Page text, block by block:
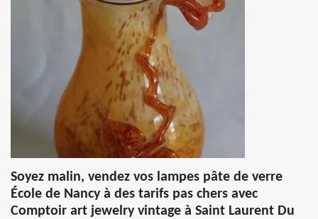
Soyez malin, vendez vos lampes pâte de verre
École de Nancy à des tarifs pas chers avec
Comptoir art jewelry vintage à Saint Laurent Du